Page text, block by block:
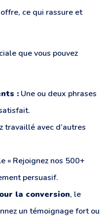
ce qui rassure et
que vous pouvez
: Une ou deux phrases
travaillé avec d’autres
« Rejoignez nos 500+
persuasif.
la conversion, le
un témoignage fort ou